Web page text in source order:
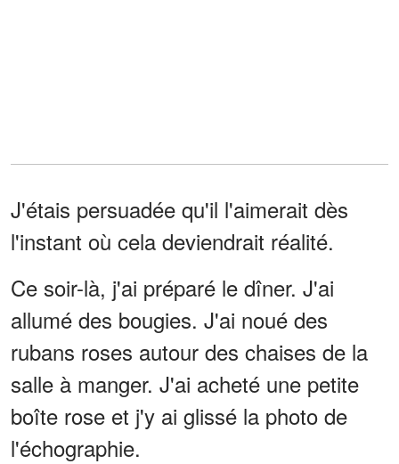
J'étais persuadée qu'il l'aimerait dès
l'instant où cela deviendrait réalité.
Ce soir-là, j'ai préparé le dîner. J'ai
allumé des bougies. J'ai noué des
rubans roses autour des chaises de la
salle à manger. J'ai acheté une petite
boîte rose et j'y ai glissé la photo de
l'échographie.